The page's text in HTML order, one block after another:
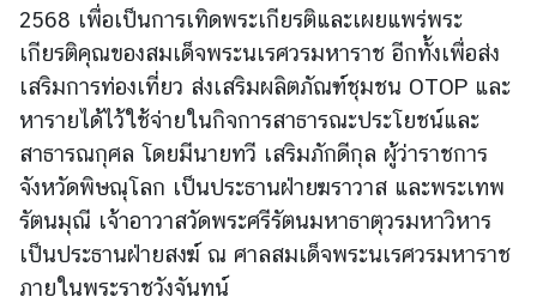
บ
ริ
ก
า
ร
ป
ร
ะ
ช
2568 เพื่อเป็นการเทิดพระเกียรติและเผยแพร่พระ
เกียรติคุณของสมเด็จพระนเรศวรมหาราช อีกทั้งเพื่อส่ง
เสริมการท่องเที่ยว ส่งเสริมผลิตภัณฑ์ชุมชน OTOP และ
หารายได้ไว้ใช้จ่ายในกิจการสาธารณะประโยชน์และ
สาธารณกุศล โดยมีนายทวี เสริมภักดีกุล ผู้ว่าราชการ
จังหวัดพิษณุโลก เป็นประธานฝ่ายฆราวาส และพระเทพ
รัตนมุณี เจ้าอาวาสวัดพระศรีรัตนมหาธาตุวรมหาวิหาร
เป็นประธานฝ่ายสงฆ์ ณ ศาลสมเด็จพระนเรศวรมหาราช
ภายในพระราชวังจันทน์